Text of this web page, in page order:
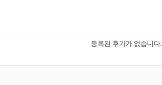
등록된 후기가 없습니다.